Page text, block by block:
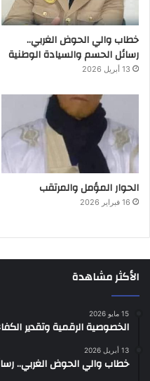
خطاب والي الحوض الغربي..
رسائل الحسم والسيادة الوطنية
13 أبريل 2026
الحوار المؤمل والمرتقب
16 فبراير 2026
الأكثر مشاهدة
15 مايو 2026
الخصوصية الرقمية وتقدير
13 أبريل 2026
خطاب والي الحوض الغربي..